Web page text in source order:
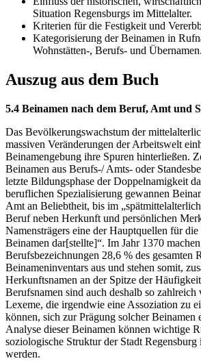
Situation Regensburgs im Mittelalter.
Kriterien für die Festigkeit und
Kategorisierung der Beinamen in
Wohnstätten-, Berufs- und Übernamen.
Auszug aus dem Buch
5.4 Beinamen nach dem Beruf, Amt und
Das Bevölkerungswachstum der
massiven Veränderungen der Arbeitswelt
Beinamengebung ihre Spuren hinterließen.
Beinamen aus Berufs-/ Amts- oder
letzte Bildungsphase der Doppelnamigkeit
beruflichen Spezialisierung gewannen
Amt an Beliebtheit, bis im
Beruf neben Herkunft und persönlichen
Namensträgers eine der Hauptquellen für die
Beinamen dar[stellte]“. Im Jahr 1370
Berufsbezeichnungen 28,6 % des gesamten
Beinameninventars aus und stehen somit,
Herkunftsnamen an der Spitze der
Berufsnamen sind auch deshalb so zahlreich
Lexeme, die irgendwie eine Assoziation zu
können, sich zur Prägung solcher Beinamen
Analyse dieser Beinamen können wichtige
soziologische Struktur der Stadt
werden.